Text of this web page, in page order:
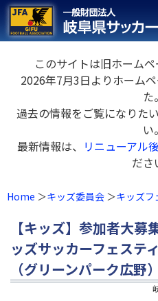
このサイトは旧ホームペ
2026年7月3日よりホーム
た。
過去の情報をご覧になりた
い。
最新情報は、 リニューアル
ださ
Home キッズ委員会 キッズフ
【キッズ】参加者大
ッズサッカーフェス
（グリーンパーク広野）